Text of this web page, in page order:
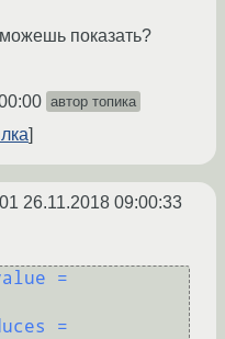
показать?
автор топика
26.11.2018 09:00:33
=